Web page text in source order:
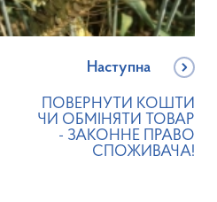
Наступна
ПОВЕРНУТИ КОШТИ
ЧИ ОБМІНЯТИ ТОВАР
- ЗАКОННЕ ПРАВО
СПОЖИВАЧА!